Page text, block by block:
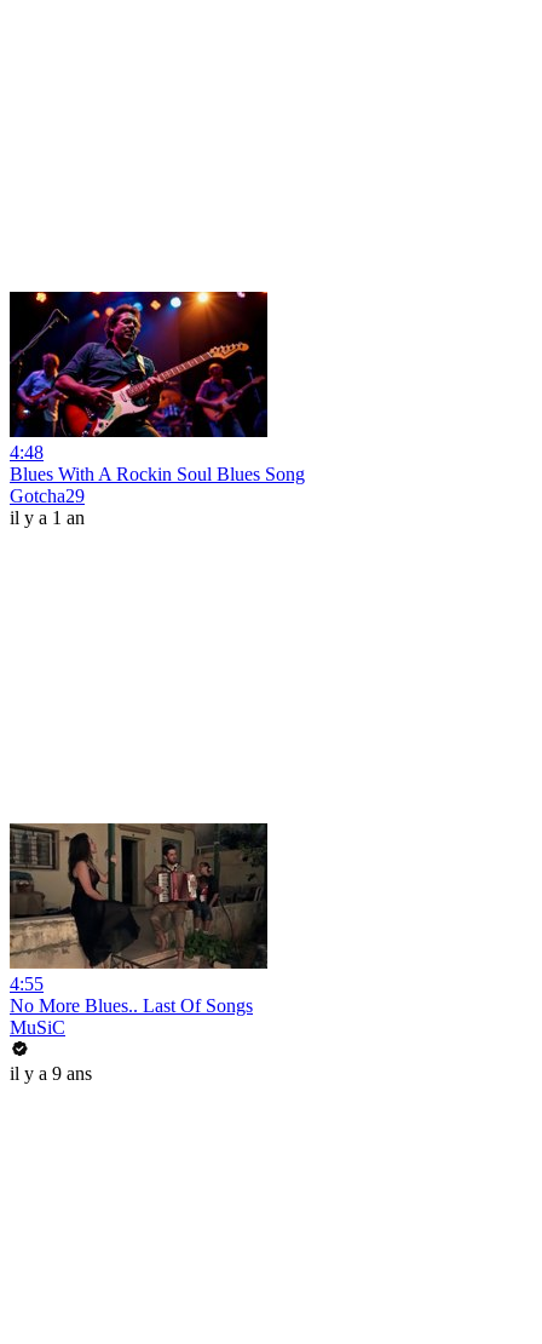
4:48
Blues With A Rockin Soul Blues Song
Gotcha29
il y a 1 an
4:55
No More Blues.. Last Of Songs
MuSiC
il y a 9 ans